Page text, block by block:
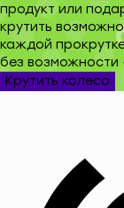
продукт или
крутить
каждой
без возможности
Крутить колесо